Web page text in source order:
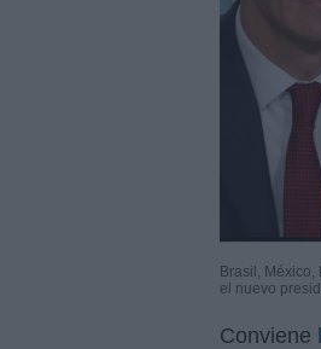
Brasil,
el nuevo
Conviene